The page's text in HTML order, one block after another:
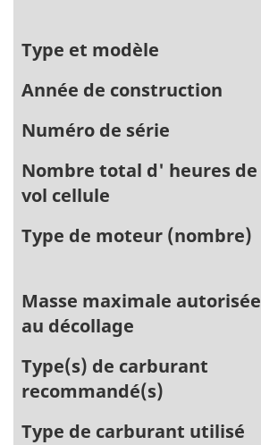
Type et modèle
Année de construction
Numéro de série
Nombre total d' heures de
vol cellule
Type de moteur (nombre)
Masse maximale autorisée
au décollage
Type(s) de carburant
recommandé(s)
Type de carburant utilisé